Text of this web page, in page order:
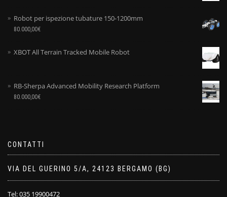
Robot per ispezione tubature 150-1200mm
80.000,00€
XBOT All Terrain Tracked Mobile Robot
RB-Sherpa Advanced Mobility Research Platform
80.000,00€
CONTATTI
VIA DEL GUERINO 5/A, 24123 BERGAMO (BG)
Tel: 035 19900472